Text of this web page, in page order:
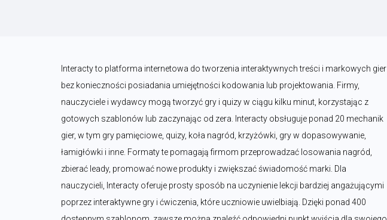
Interacty to platforma internetowa do tworzenia interaktywnych treści i markowych gier
bez konieczności posiadania umiejętności kodowania lub projektowania. Firmy,
nauczyciele i wydawcy mogą tworzyć gry i quizy w ciągu kilku minut, korzystając z
gotowych szablonów lub zaczynając od zera. Interacty obsługuje ponad 20 mechanik
gier, w tym gry pamięciowe, quizy, koła nagród, krzyżówki, gry w dopasowywanie,
łamigłówki i inne. Formaty te pomagają firmom przeprowadzać losowania nagród,
zbierać leady, promować nowe produkty i zwiększać świadomość marki. Dla
nauczycieli, Interacty oferuje prosty sposób na uczynienie lekcji bardziej angażującymi
poprzez interaktywne gry i ćwiczenia, które uczniowie uwielbiają. Dzięki ponad 400